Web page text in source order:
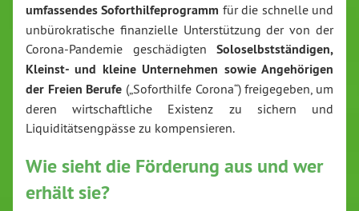
umfassendes Soforthilfeprogramm für die schnelle und
unbürokratische finanzielle Unterstützung der von der
Corona-Pandemie geschädigten Soloselbstständigen,
Kleinst- und kleine Unternehmen sowie Angehörigen
der Freien Berufe („Soforthilfe Corona“) freigegeben, um
deren wirtschaftliche Existenz zu sichern und
Liquiditätsengpässe zu kompensieren.
Wie sieht die Förderung aus und wer
erhält sie?